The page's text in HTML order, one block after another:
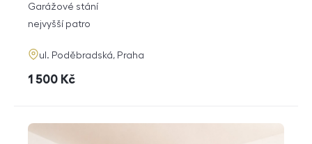
rozměry
dispozice
Garážové stání
funkce
nejvyšší patro
adresa
ul. Poděbradská, Praha
cena
1 500 Kč